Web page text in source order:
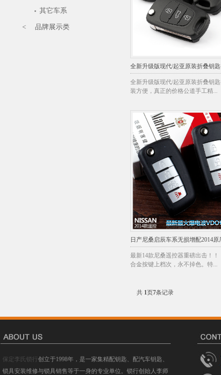
其它车系
< 品牌展示类
全新升级版现代/起亚原装折叠钥
全新升级版现代/起亚原装折叠钥
装方便，真正的价格公道手工精...
日产尼桑启辰车系无损增配2014原
最新14款尼桑遥控器重磅出击！！
合金按键上档次，永不掉色。特...
共 1页7条记录
保定李氏锁行创立于1998年，是一家集精配钥匙、配汽车钥匙、
锁具安装维修与锁具销售等于一身的专业单位。锁行创始人李师